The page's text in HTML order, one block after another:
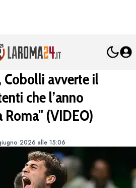
Cobolli avverte il
che l’anno
Roma" (VIDEO)
2026 alle 15:06